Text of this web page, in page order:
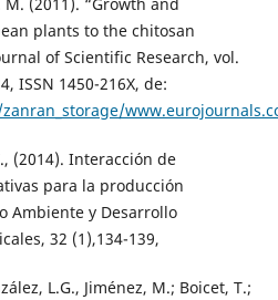
M. (2011). “Growth and
plants to the chitosan
of Scientific Research, vol.
ISSN 1450-216X, de:
(2014). Interacción de
para la producción
Ambiente y Desarrollo
32 (1),134-139,
L.G., Jiménez, M.; Boicet, T.;